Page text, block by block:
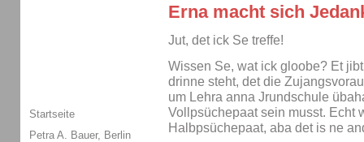
Erna macht sich
Jut, det ick Se treffe!
Wissen Se, wat ick gloobe? Et
drinne steht, det die
um Lehra anna Jrundschule
Vollpsüchepaat sein musst. Echt
Halbpsüchepaat, aba det is ne
Startseite
Petra A. Bauer, Berlin